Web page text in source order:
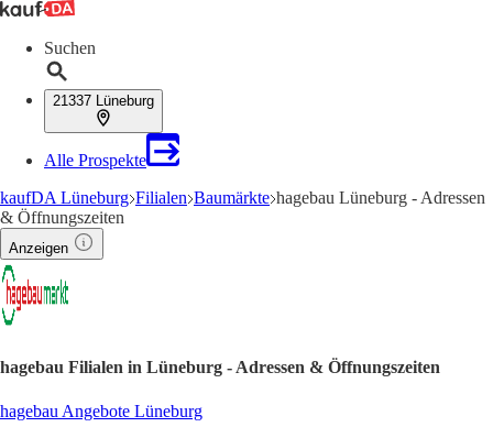
Suchen
21337 Lüneburg
Alle Prospekte
kaufDA Lüneburg Filialen Baumärkte hagebau Lüneburg - Adressen
& Öffnungszeiten
Anzeigen
hagebau Filialen in Lüneburg - Adressen & Öffnungszeiten
hagebau Angebote Lüneburg